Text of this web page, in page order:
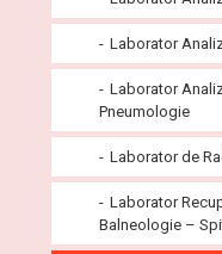
Laborator
Laborator
Pneumologie
Laborator de
Laborator
Balneologie –